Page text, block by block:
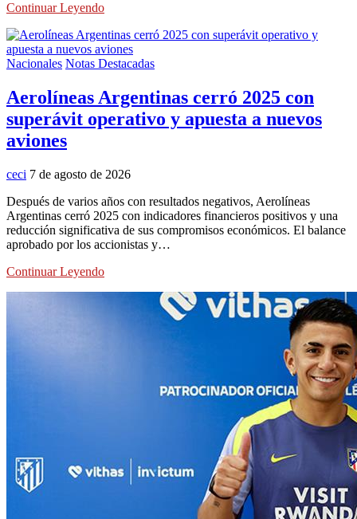
Continuar Leyendo
Nacionales Notas Destacadas
Aerolíneas Argentinas cerró 2025 con
superávit operativo y apuesta a nuevos
aviones
ceci 7 de agosto de 2026
Después de varios años con resultados negativos, Aerolíneas
Argentinas cerró 2025 con indicadores financieros positivos y una
reducción significativa de sus compromisos económicos. El balance
aprobado por los accionistas y…
Continuar Leyendo